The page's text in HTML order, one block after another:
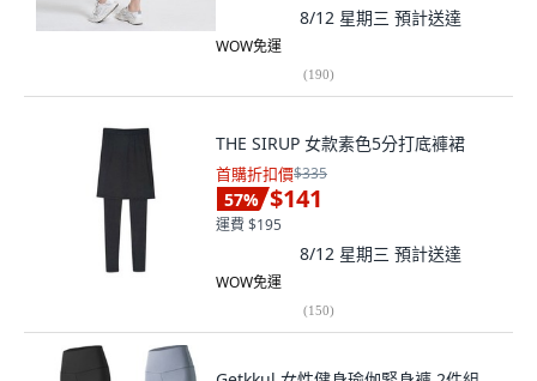
8/12 星期三 預計送達
WOW免運
(190)
THE SIRUP 女款素色5分打底褲裙
首購折扣價$335
57% $141
運費 $195
8/12 星期三 預計送達
WOW免運
(150)